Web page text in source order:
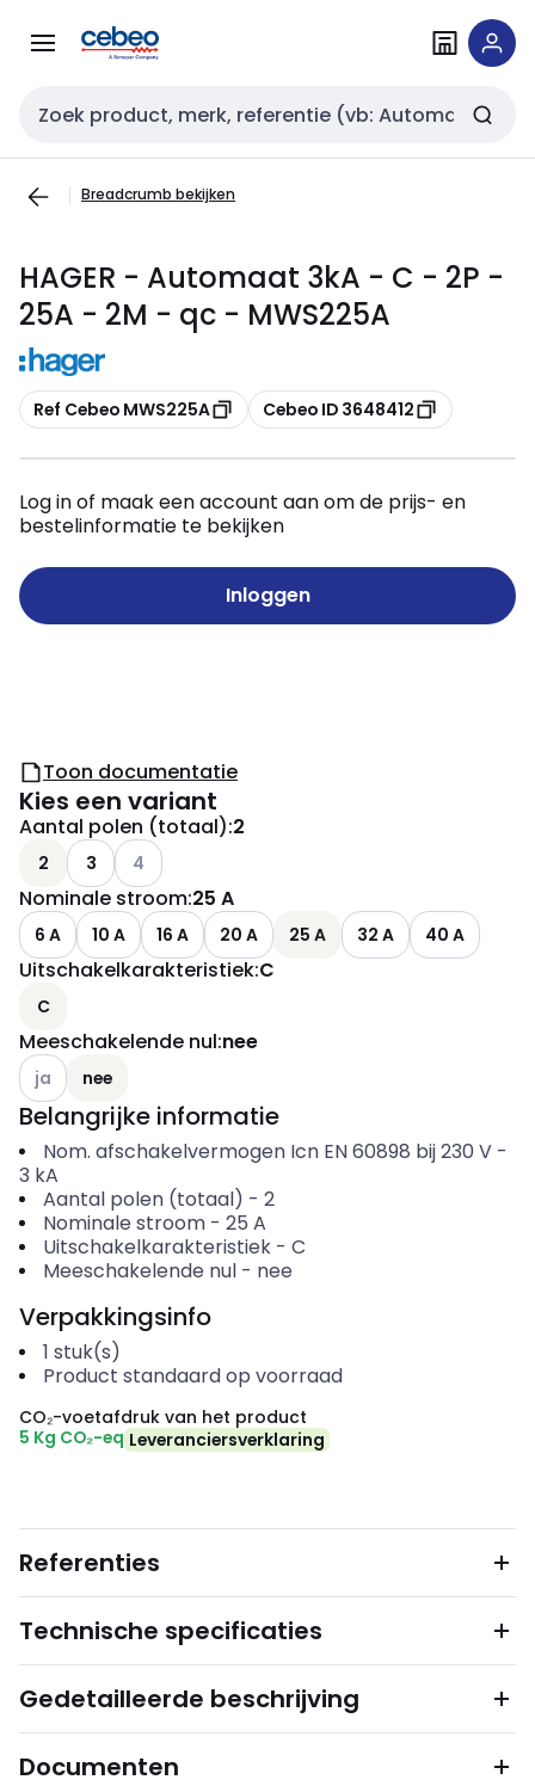
naar
naar
Zoekveld invoer
Breadcrumb bekijken
HAGER - Automaat 3kA - C - 2P -
25A - 2M - qc - MWS225A
Kopiëren
Ref Cebeo MWS225A Kopiëren
Cebeo ID 3648412
Log in of maak een account aan om de prijs- en
bestelinformatie te bekijken
Inloggen
Toon documentatie
Kies een variant
Aantal polen (totaal):2
2 3 Andere varianten (Huidige combinatie niet
4
Nominale stroom:25 A
6 A 10 A 16 A 20 A 25 A 32 A 40 A
Uitschakelkarakteristiek:C
C
Meeschakelende nul:nee
Andere varianten (Huidige combinatie niet mogelijk)
ja nee
Belangrijke informatie
Nom. afschakelvermogen Icn EN 60898 bij 230 V-
3 kA
Aantal polen (totaal) - 2
Nominale stroom- 25 A
Uitschakelkarakteristiek- C
Meeschakelende nul- nee
Verpakkingsinfo
1 stuk(s)
Product standaard op voorraad
CO₂-voetafdruk van het product
5 Kg CO₂-eq Leveranciersverklaring
Referenties
Technische specificaties
Gedetailleerde beschrijving
Documenten